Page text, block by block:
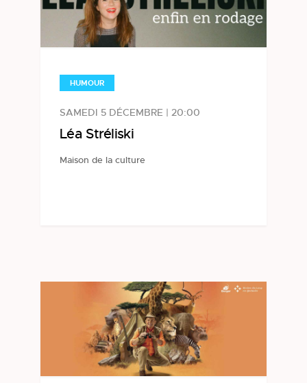
HUMOUR
SAMEDI 5 DÉCEMBRE | 20:00
Léa Stréliski
Maison de la culture